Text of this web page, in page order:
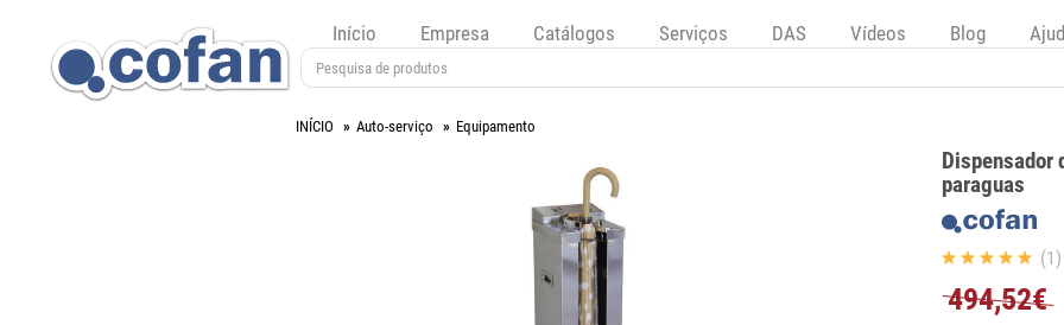
Início Empresa Catálogos Serviços DAS Vídeos Blog
INÍCIO Auto-serviço Equipamento
Dispensador
paraguas
(1)
494,52€